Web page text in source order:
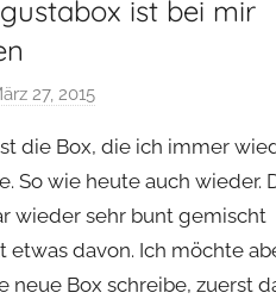
ist bei mir
27, 2015
n
Y
v
o
n
die Box, die ich immer
So wie heute auch wieder.
wieder sehr bunt gemischt
etwas davon. Ich möchte
neue Box schreibe, zuerst